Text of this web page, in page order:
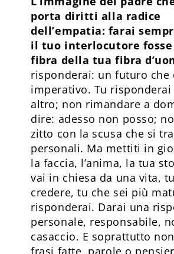
porta diritti alla radice
dell’empatia: farai
il tuo interlocutore
fibra della tua fibra
risponderai: un futuro che
imperativo. Tu risponderai
altro; non rimandare a
dire: adesso non posso;
zitto con la scusa che si
personali. Ma mettiti in
la faccia, l’anima, la tua
vai in chiesa da una vita,
credere, tu che sei più
risponderai. Darai una
personale, responsabile,
casaccio. E soprattutto
frasi fatte, parole o